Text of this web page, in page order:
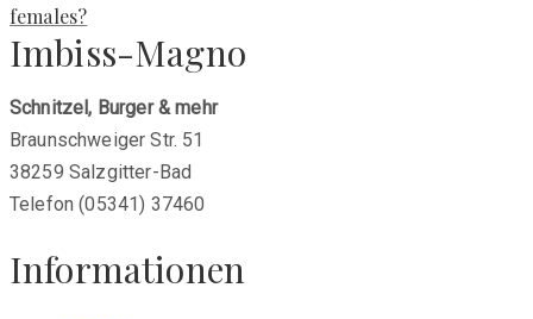
post:
females?
Imbiss-Magno
Schnitzel, Burger & mehr
Braunschweiger Str. 51
38259 Salzgitter-Bad
Telefon (05341) 37460
Informationen